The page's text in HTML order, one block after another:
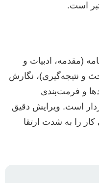
است.
(مقدمه، ادبیات و
و نتیجه‌گیری)، نگارش
و فرمت‌بندی
است. ویرایش دقیق
را به شدت ارتقا